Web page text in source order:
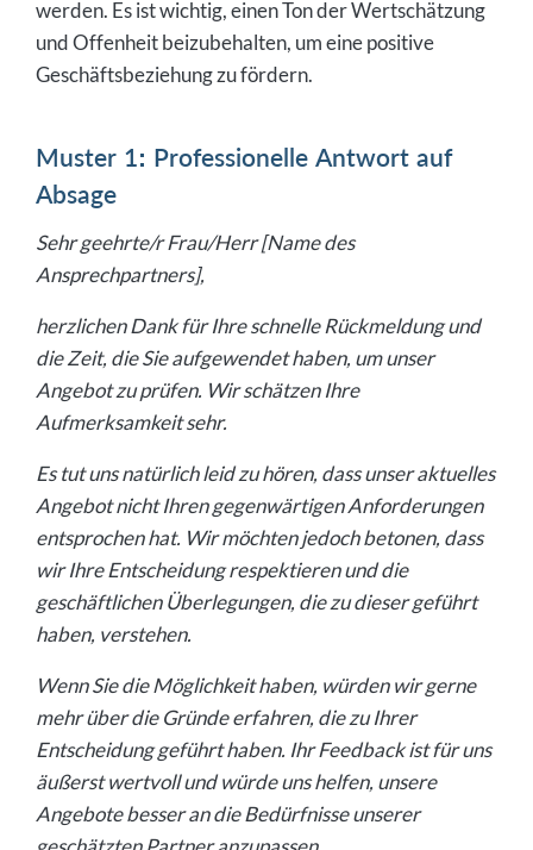
werden. Es ist wichtig, einen Ton der Wertschätzung
und Offenheit beizubehalten, um eine positive
Geschäftsbeziehung zu fördern.
Muster 1: Professionelle Antwort auf
Absage
Sehr geehrte/r Frau/Herr [Name des
Ansprechpartners],
herzlichen Dank für Ihre schnelle Rückmeldung und
die Zeit, die Sie aufgewendet haben, um unser
Angebot zu prüfen. Wir schätzen Ihre
Aufmerksamkeit sehr.
Es tut uns natürlich leid zu hören, dass unser aktuelles
Angebot nicht Ihren gegenwärtigen Anforderungen
entsprochen hat. Wir möchten jedoch betonen, dass
wir Ihre Entscheidung respektieren und die
geschäftlichen Überlegungen, die zu dieser geführt
haben, verstehen.
Wenn Sie die Möglichkeit haben, würden wir gerne
mehr über die Gründe erfahren, die zu Ihrer
Entscheidung geführt haben. Ihr Feedback ist für uns
äußerst wertvoll und würde uns helfen, unsere
Angebote besser an die Bedürfnisse unserer